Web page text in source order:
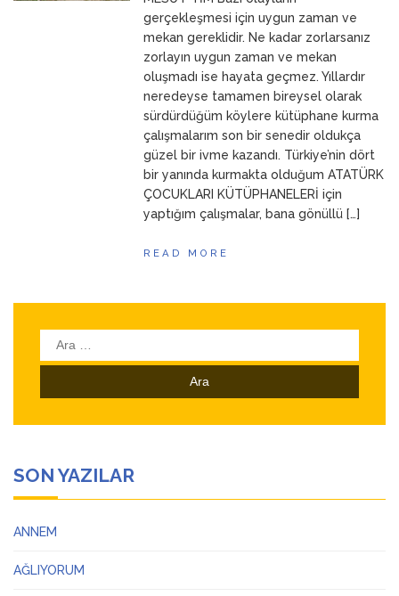
ANNEMgerçekleşmesi için uygun zaman ve
mekan gereklidir. Ne kadar zorlarsanız
zorlayın uygun zaman ve mekan
oluşmadı ise hayata geçmez. Yıllardır
neredeyse tamamen bireysel olarak
sürdürdüğüm köylere kütüphane kurma
çalışmalarım son bir senedir oldukça
güzel bir ivme kazandı. Türkiye’nin dört
bir yanında kurmakta olduğum ATATÜRK
ÇOCUKLARI KÜTÜPHANELERİ için
yaptığım çalışmalar, bana gönüllü […]
READ MORE
Arama:
SON YAZILAR
ANNEM
AĞLIYORUM